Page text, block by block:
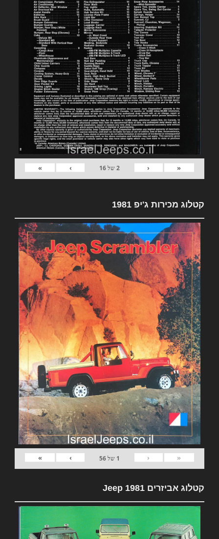
«
‹
2של16
›
»
קטלוג מכירות ג'יפ 1981
«
‹
1 של56
›
»
קטלוג אביזרים 1981 Jeep